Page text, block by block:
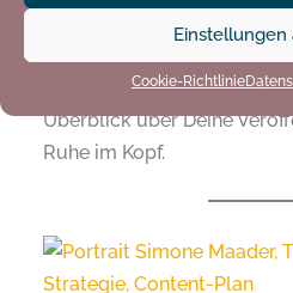
Einstellungen
Cookie-Richtlinie
oder Deinen Instagram-
So kannst Du langfristig
Überblick über Deine
Ruhe im Kopf.